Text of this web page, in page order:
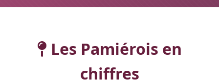
Les Pamiérois en
chiffres